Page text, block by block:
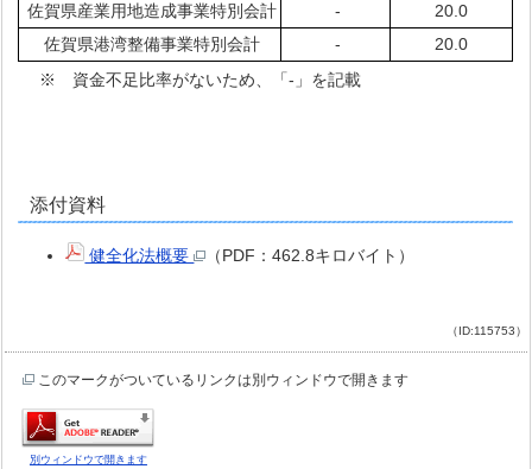
佐賀県産業用地造成事業特別会計
-
20.0
佐賀県港湾整備事業特別会計
-
20.0
※ 資金不足比率がないため、「-」を記載
添付資料
健全化法概要 （PDF：462.8キロバイト）
（ID:115753）
このマークがついているリンクは別ウィンドウで開きます
別ウィンドウで開きます